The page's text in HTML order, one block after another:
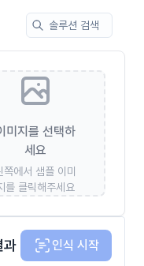
솔루션 검색
미지를 선택하
세요
쪽에서 샘플 이미
를 클릭해주세요
과 인식 시작